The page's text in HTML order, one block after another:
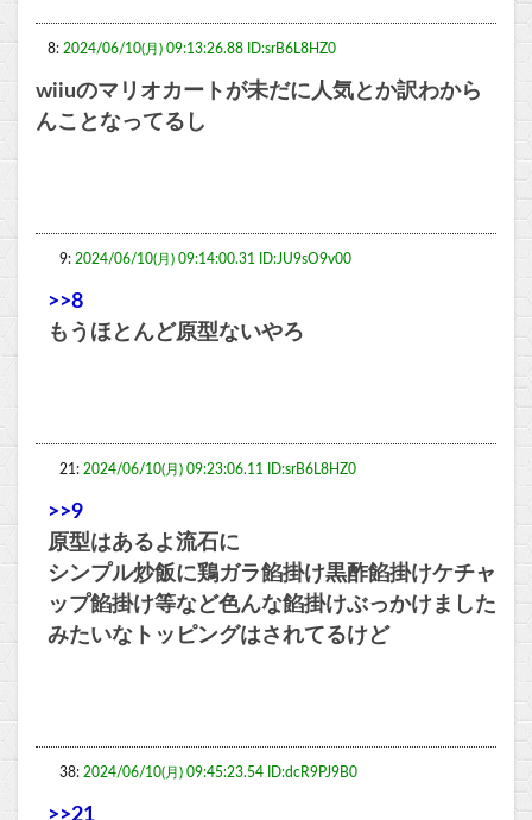
8: 2024/06/10(月) 09:13:26.88 ID:srB6L8HZ0
wiiuのマリオカートが未だに人気とか訳わから
んことなってるし
9: 2024/06/10(月) 09:14:00.31 ID:JU9sO9v00
>>8
もうほとんど原型ないやろ
21: 2024/06/10(月) 09:23:06.11 ID:srB6L8HZ0
>>9
原型はあるよ流石に
シンプル炒飯に鶏ガラ餡掛け黒酢餡掛けケチャ
ップ餡掛け等など色んな餡掛けぶっかけました
みたいなトッピングはされてるけど
38: 2024/06/10(月) 09:45:23.54 ID:dcR9PJ9B0
>>21